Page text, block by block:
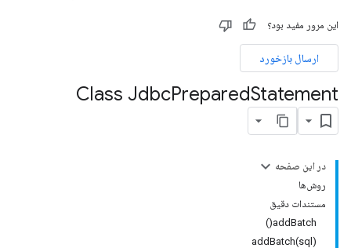
این مرور مفید بود؟
ارسال بازخورد
Class JdbcPreparedStatement
در این صفحه
روش‌ها
مستندات دقیق
addBatch()
addBatch(sql)